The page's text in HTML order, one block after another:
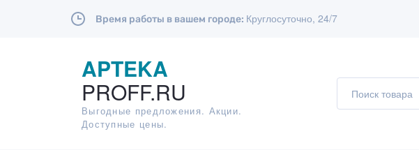
Время работы в вашем городе: Круглосуточно, 24/7
APTEKA
PROFF.RU
Выгодные предложения. Акции.
Доступные цены.